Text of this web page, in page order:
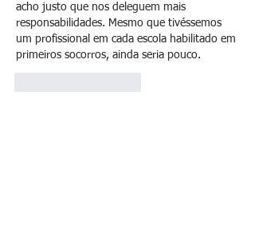
acho justo que nos deleguem mais
responsabilidades. Mesmo que tivéssemos
um profissional em cada escola habilitado em
primeiros socorros, ainda seria pouco.